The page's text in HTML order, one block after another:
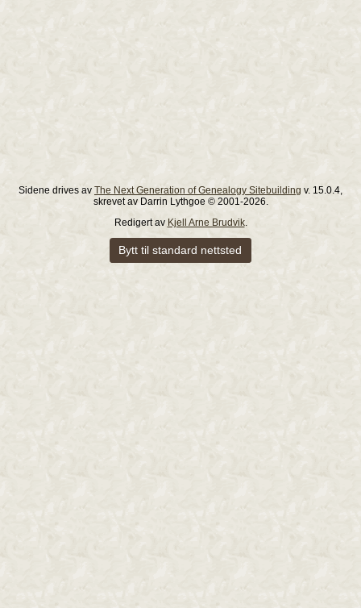
Sidene drives av The Next Generation of Genealogy Sitebuilding v. 15.0.4,
skrevet av Darrin Lythgoe © 2001-2026.
Redigert av Kjell Arne Brudvik.
Bytt til standard nettsted